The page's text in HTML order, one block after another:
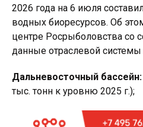
2026 года на 6 июля
водных биоресурсов. Об
центре Росрыболовства со
данные отраслевой
Дальневосточный бассейн:
тыс. тонн к уровню 2025 г.);